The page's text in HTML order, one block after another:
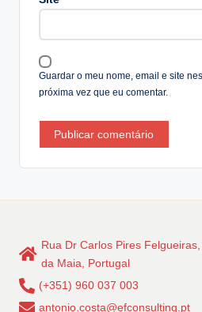
Guardar o meu nome, email e site
próxima vez que eu comentar.
ti
e
:
Rua Dr Carlos Pires
da Maia, Portugal
(+351) 960 037 003
antonio.costa@efconsulting.pt